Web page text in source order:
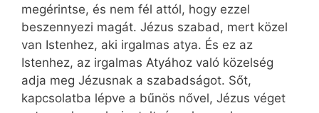
megérintse, és nem fél attól, hogy ezzel
beszennyezi magát. Jézus szabad, mert közel
van Istenhez, aki irgalmas atya. És ez az
Istenhez, az irgalmas Atyához való közelség
adja meg Jézusnak a szabadságot. Sőt,
kapcsolatba lépve a bűnös nővel, Jézus véget